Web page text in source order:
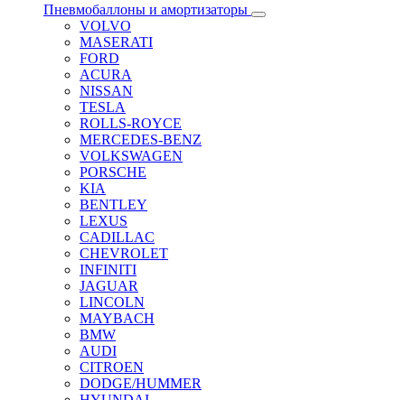
Пневмобаллоны и амортизаторы
VOLVO
MASERATI
FORD
ACURA
NISSAN
TESLA
ROLLS-ROYCE
MERCEDES-BENZ
VOLKSWAGEN
PORSCHE
KIA
BENTLEY
LEXUS
CADILLAC
CHEVROLET
INFINITI
JAGUAR
LINCOLN
MAYBACH
BMW
AUDI
CITROEN
DODGE/HUMMER